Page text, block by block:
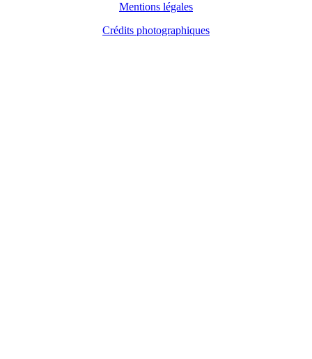
Mentions légales
Crédits photographiques